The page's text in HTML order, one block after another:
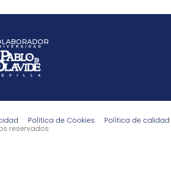
Política de Cookies Política de calidad
reservados